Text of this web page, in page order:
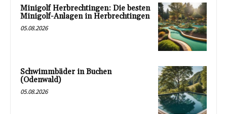
Minigolf Herbrechtingen: Die besten
Minigolf-Anlagen in Herbrechtingen
05.08.2026
Schwimmbäder in Buchen
(Odenwald)
05.08.2026